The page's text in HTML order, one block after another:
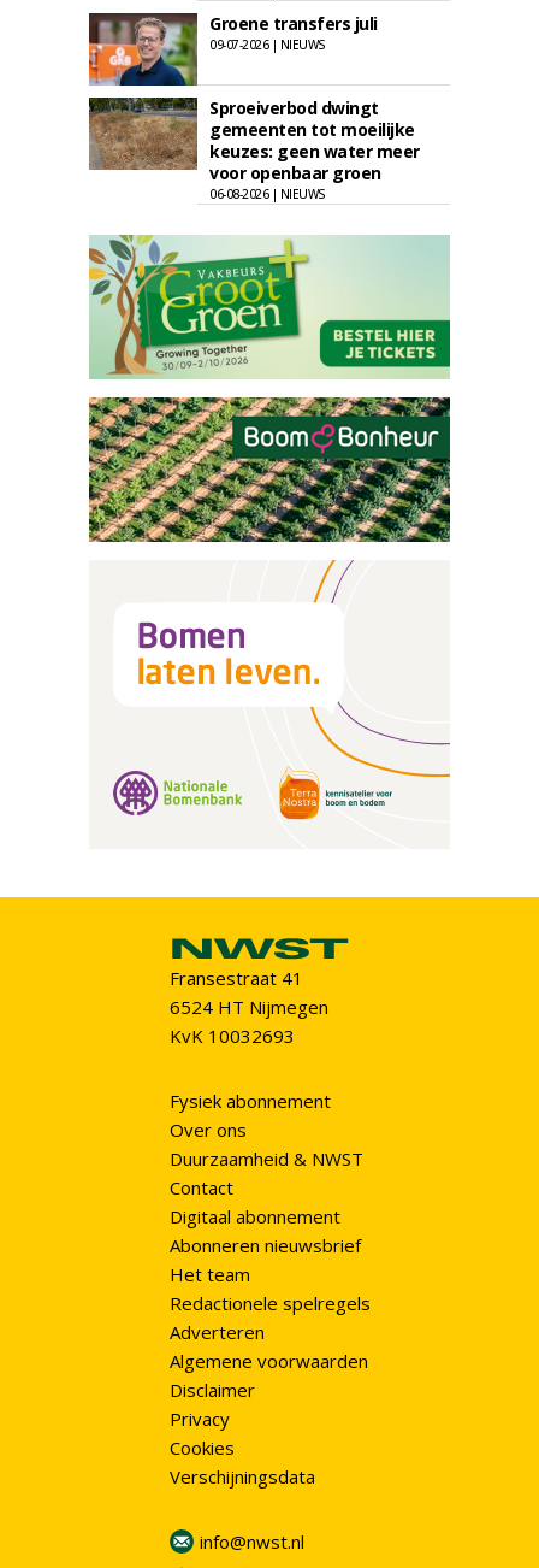
Groene transfers juli
09-07-2026 | NIEUWS
Sproeiverbod dwingt
gemeenten tot moeilijke
keuzes: geen water meer
voor openbaar groen
06-08-2026 | NIEUWS
Fransestraat 41
6524 HT Nijmegen
KvK 10032693
Fysiek abonnement
Over ons
Duurzaamheid & NWST
Contact
Digitaal abonnement
Abonneren nieuwsbrief
Het team
Redactionele spelregels
Adverteren
Algemene voorwaarden
Disclaimer
Privacy
Cookies
Verschijningsdata
info@nwst.nl